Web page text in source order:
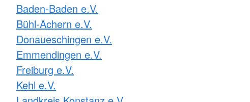
Baden-Baden e.V.
Bühl-Achern e.V.
Donaueschingen e.V.
Emmendingen e.V.
Freiburg e.V.
Kehl e.V.